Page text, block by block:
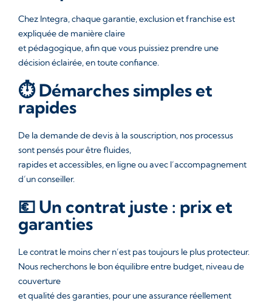
Chez Integra, chaque garantie, exclusion et franchise est
expliquée de manière claire
et pédagogique, afin que vous puissiez prendre une
décision éclairée, en toute confiance.
⏱️ Démarches simples et
rapides
De la demande de devis à la souscription, nos processus
sont pensés pour être fluides,
rapides et accessibles, en ligne ou avec l’accompagnement
d’un conseiller.
💶 Un contrat juste : prix et
garanties
Le contrat le moins cher n’est pas toujours le plus protecteur.
Nous recherchons le bon équilibre entre budget, niveau de
couverture
et qualité des garanties, pour une assurance réellement